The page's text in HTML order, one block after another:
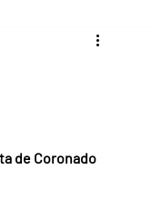
de Coronado